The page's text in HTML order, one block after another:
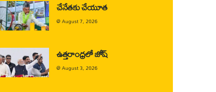
చేనేతకు చేయూత
@August 7, 2026
ఉత్తరాంధ్రలో జోష్
@August 3, 2026